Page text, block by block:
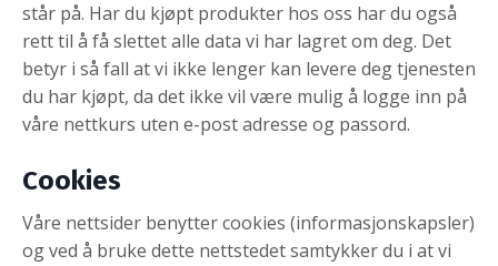
står på. Har du kjøpt produkter hos oss har du også
rett til å få slettet alle data vi har lagret om deg. Det
betyr i så fall at vi ikke lenger kan levere deg tjenesten
du har kjøpt, da det ikke vil være mulig å logge inn på
våre nettkurs uten e-post adresse og passord.
Cookies
Våre nettsider benytter cookies (informasjonskapsler)
og ved å bruke dette nettstedet samtykker du i at vi